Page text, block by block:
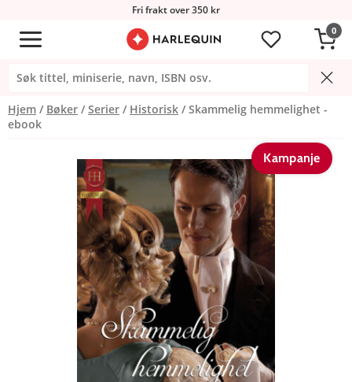
Fri frakt over 350 kr
0
Hjem Bøker Serier Historisk
Skammelig hemmelighet -
ebook
Kampanje